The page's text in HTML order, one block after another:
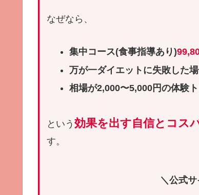
なぜなら、
集中コース(食事指導あり)
万が一ダイエットに失敗した
相場が2,000〜5,000円の体験
という効果を出す自信とコス
す。
＼公式